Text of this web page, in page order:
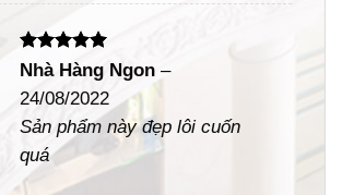
Được xếp
sao
Nhà Hàng Ngon–
24/08/2022
Sản phẩm này đẹp lôi cuốn
quá